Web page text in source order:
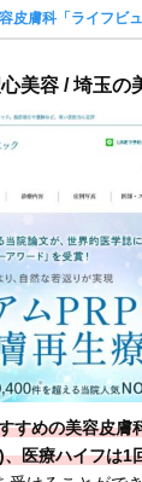
皮膚科「ライフビ
美容 / 埼玉の
すめの美容皮膚
医療ハイフは1